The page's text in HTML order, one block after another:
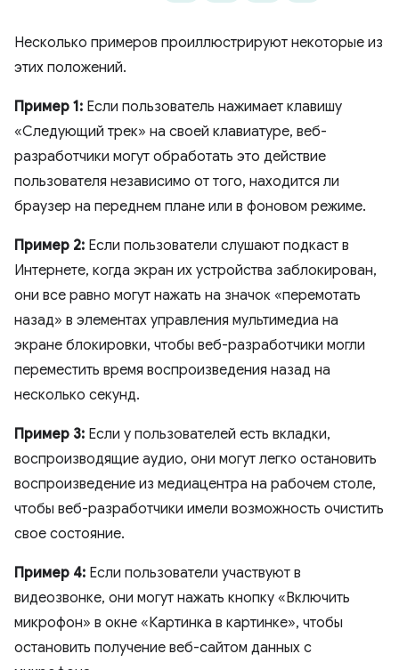
Несколько примеров проиллюстрируют некоторые из
этих положений.
Пример 1: Если пользователь нажимает клавишу
«Следующий трек» на своей клавиатуре, веб-
разработчики могут обработать это действие
пользователя независимо от того, находится ли
браузер на переднем плане или в фоновом режиме.
Пример 2: Если пользователи слушают подкаст в
Интернете, когда экран их устройства заблокирован,
они все равно могут нажать на значок «перемотать
назад» в элементах управления мультимедиа на
экране блокировки, чтобы веб-разработчики могли
переместить время воспроизведения назад на
несколько секунд.
Пример 3: Если у пользователей есть вкладки,
воспроизводящие аудио, они могут легко остановить
воспроизведение из медиацентра на рабочем столе,
чтобы веб-разработчики имели возможность очистить
свое состояние.
Пример 4: Если пользователи участвуют в
видеозвонке, они могут нажать кнопку «Включить
микрофон» в окне «Картинка в картинке», чтобы
остановить получение веб-сайтом данных с